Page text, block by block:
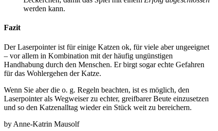
werden kann.
Fazit
Der Laserpointer ist für einige Katzen ok, für viele aber ungeeignet
– vor allem in Kombination mit der häufig ungünstigen
Handhabung durch den Menschen. Er birgt sogar echte Gefahren
für das Wohlergehen der Katze.
Wenn Sie aber die o. g. Regeln beachten, ist es möglich, den
Laserpointer als Wegweiser zu echter, greifbarer Beute einzusetzen
und so den Katzenalltag wieder ein Stück weit zu bereichern.
by Anne-Katrin Mausolf